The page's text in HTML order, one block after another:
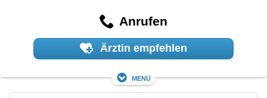
Anrufen
Ärztin empfehlen
Menü